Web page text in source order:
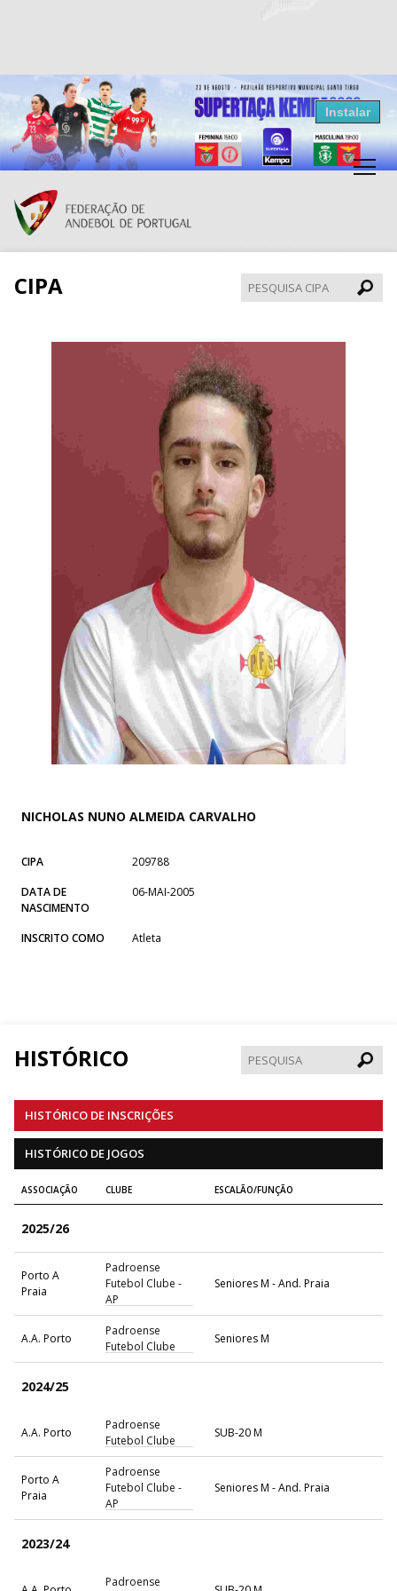
Resultados Andebol
Federação de Andebol de Portugal
Grátis - Disponivel na Play Store
Instalar
CIPA
CIPA
NICHOLAS NUNO ALMEIDA CARVALHO
CIPA
209788
DATA DE
NASCIMENTO
06-MAI-2005
INSCRITO COMO Atleta
HISTÓRICO
HISTÓRICO DE INSCRIÇÕES
HISTÓRICO DE JOGOS
ASSOCIAÇÃO CLUBE ESCALÃO/FUNÇÃO
2025/26
Porto A
Praia
Padroense
Futebol Clube -
AP
Seniores M - And. Praia
A.A. Porto
Padroense
Futebol Clube
Seniores M
2024/25
A.A. Porto
Padroense
Futebol Clube
SUB-20 M
Porto A
Praia
Padroense
Futebol Clube -
AP
Seniores M - And. Praia
2023/24
Padroense